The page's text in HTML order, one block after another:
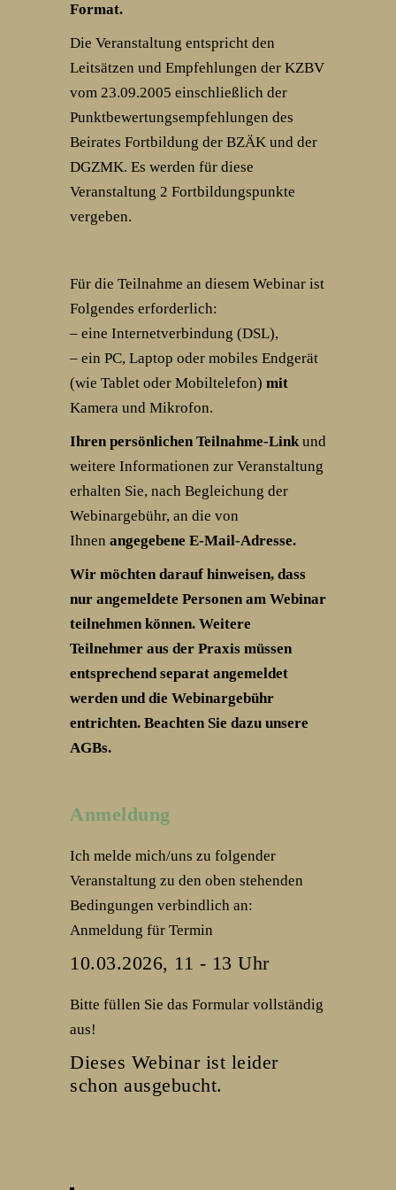
Format.
Die Veranstaltung entspricht den
Leitsätzen und Empfehlungen der KZBV
vom 23.09.2005 einschließlich der
Punktbewertungsempfehlungen des
Beirates Fortbildung der BZÄK und der
DGZMK. Es werden für diese
Veranstaltung 2 Fortbildungspunkte
vergeben.
Für die Teilnahme an diesem Webinar ist
Folgendes erforderlich:
– eine Internetverbindung (DSL),
– ein PC, Laptop oder mobiles Endgerät
(wie Tablet oder Mobiltelefon) mit
Kamera und Mikrofon.
Ihren persönlichen Teilnahme-Linkund
weitere Informationen zur Veranstaltung
erhalten Sie, nach Begleichung der
Webinargebühr, an die von
Ihnen angegebene E-Mail-Adresse.
Wir möchten darauf hinweisen, dass
nur angemeldete Personen am Webinar
teilnehmen können. Weitere
Teilnehmer aus der Praxis müssen
entsprechend separat angemeldet
werden und die Webinargebühr
entrichten. Beachten Sie dazu unsere
AGBs.
Anmeldung
Ich melde mich/uns zu folgender
Veranstaltung zu den oben stehenden
Bedingungen verbindlich an:
Anmeldung für Termin
10.03.2026, 11 - 13 Uhr
Bitte füllen Sie das Formular vollständig
aus!
Dieses Webinar ist leider
schon ausgebucht.